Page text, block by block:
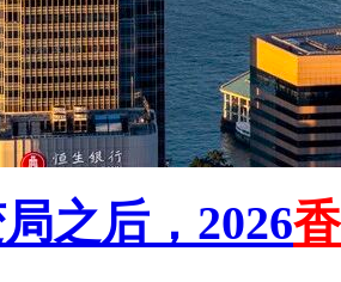
之后，2026